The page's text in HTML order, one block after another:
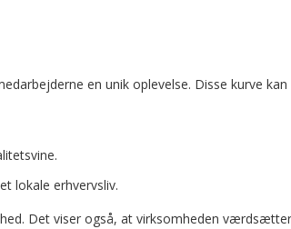
en unik oplevelse. Disse kurve kan
lokale erhvervsliv.
Det viser også, at virksomheden